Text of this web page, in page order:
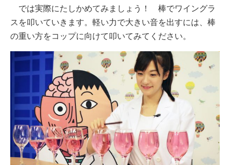
では実際にたしかめてみましょう！ 棒でワイングラ
スを叩いていきます。軽い力で大きい音を出すには、棒
の重い方をコップに向けて叩いてみてください。